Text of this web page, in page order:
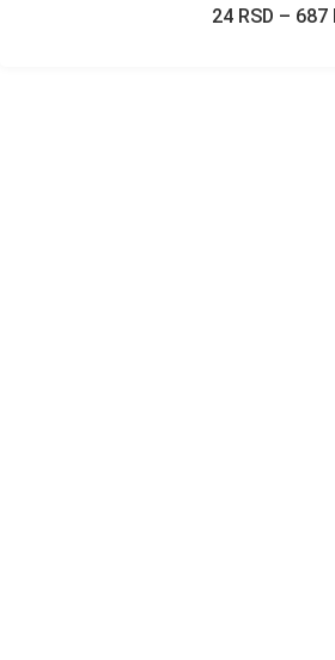
24 RSD – 687